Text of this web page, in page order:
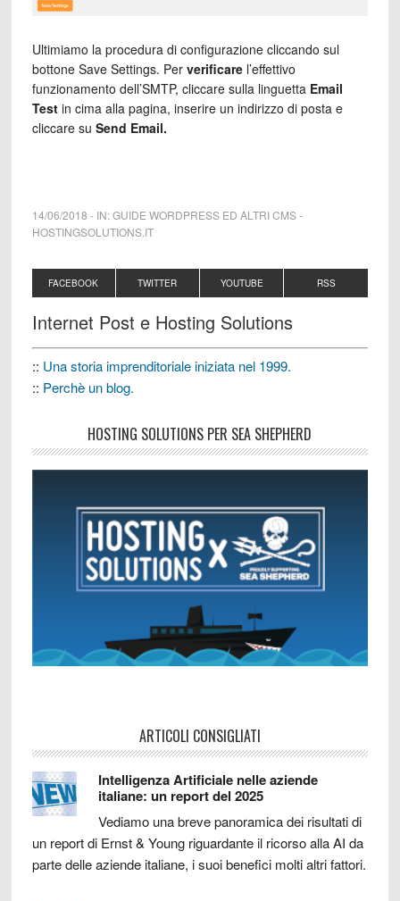
Ultimiamo la procedura di configurazione cliccando sul
bottone Save Settings. Per verificarel’effettivo
funzionamento dell’SMTP, cliccare sulla linguetta Email
Testin cima alla pagina, inserire un indirizzo di posta e
cliccare su Send Email.
14/06/2018 - IN:GUIDE WORDPRESS ED ALTRI CMS-
HOSTINGSOLUTIONS.IT
FACEBOOK TWITTER YOUTUBE RSS
Internet Post e Hosting Solutions
:: Una storia imprenditoriale iniziata nel 1999.
:: Perchè un blog.
HOSTING SOLUTIONS PER SEA SHEPHERD
ARTICOLI CONSIGLIATI
Intelligenza Artificiale nelle aziende
italiane: un report del 2025
Vediamo una breve panoramica dei risultati di
un report di Ernst & Young riguardante il ricorso alla AI da
parte delle aziende italiane, i suoi benefici molti altri fattori.